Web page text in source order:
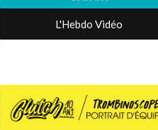
L'Hebdo Vidéo